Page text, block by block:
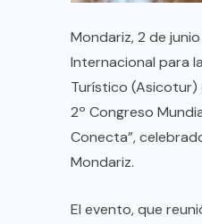
Mondariz, 2 de
Internacional para
Turístico
2º Congreso
Conecta”,
Mondariz.
El evento, que